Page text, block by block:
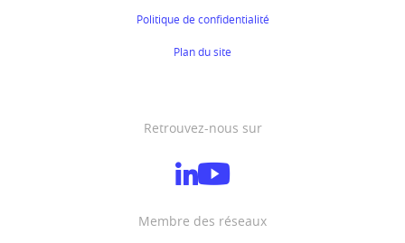
Politique de confidentialité
Plan du site
Retrouvez-nous sur
Membre des réseaux